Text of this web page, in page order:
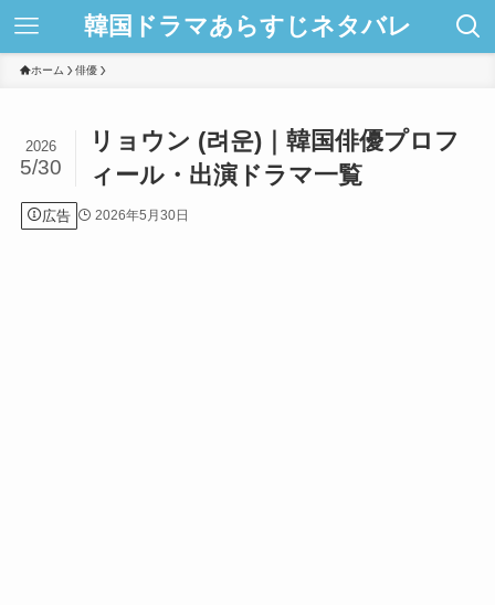
韓国ドラマあらすじネタバレ
ホーム 俳優
リョウン (려운)｜韓国俳優プロフ
ィール・出演ドラマ一覧
2026
5/30
広告 2026年5月30日